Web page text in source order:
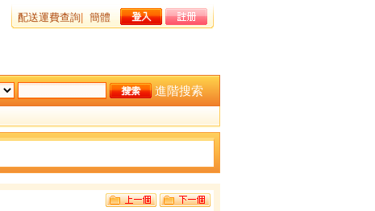
配送運費查詢 簡體
進階搜索